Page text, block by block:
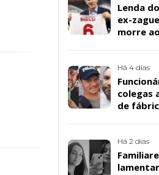
Lenda
ex-
morre
Há 4 dias
colegas
de
Há 2 dias